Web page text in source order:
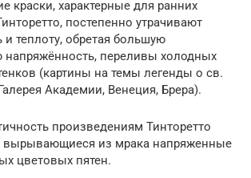
краски, характерные для ранних
постепенно утрачивают
теплоту, обретая большую
переливы холодных
(картины на темы легенды о св.
Академии, Венеция, Брера).
произведениям Тинторетто
вырывающиеся из мрака напряженные
цветовых пятен.